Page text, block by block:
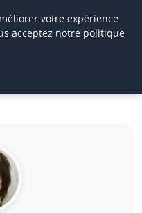
votre expérience
acceptez notre politique